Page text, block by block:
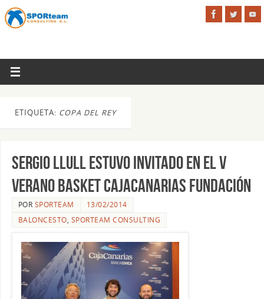
ETIQUETA: COPA DEL REY
Sergio Llull estuvo invitado en el V
Verano Basket CajaCanarias Fundación
POR SPORTEAM
13/02/2014
BALONCESTO, SPORTEAM CONSULTING